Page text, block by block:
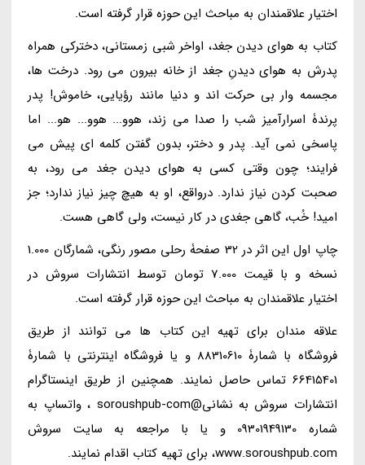
اختیار علاقمندان به مباحث این حوزه قرار گرفته است.
کتاب به هوای دیدن جغد، اواخر شبی زمستانی، دخترکی همراه
پدرش به هوای دیدنِ جغد از خانه بیرون می رود. درخت ها،
مجسمه وار بی حرکت اند و دنیا مانند رؤیایی، خاموش! پدر
پرندۀ اسرارآمیز شب را صدا می زند، هوو... هوو... هو... اما
پاسخی نمی آید. پدر و دختر، بدون گفتن کلمه ای پیش می
فرایند؛ چون وقتی کسی به هوای دیدن جغد می رود، به
صحبت کردن نیاز ندارد. درواقع، او به هیچ چیز نیاز ندارد؛ جز
امید! خُب، گاهی جغدی در کار نیست، ولی گاهی هست.
چاپ اول این اثر در 32 صفحۀ رحلی مصور رنگی، شمارگان 1.000
نسخه و با قیمت 7.000 تومان توسط انتشارات سروش در
اختیار علاقمندان به مباحث این حوزه قرار گرفته است.
علاقه مندان برای تهیه این کتاب ها می توانند از طریق
فروشگاه با شمارۀ 88310610 و یا فروشگاه اینترنتی با شمارۀ
66415401 تماس حاصل نمایند. همچنین از طریق اینستاگرام
انتشارات سروش به نشانی@soroushpub-com ، واتساپ به
شماره 09301949130 و یا با مراجعه به سایت سروش
www.soroushpub.com، برای تهیه کتاب اقدام نمایند.